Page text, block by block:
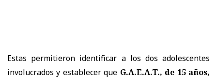
Estas permitieron identificar a los dos adolescentes
involucrados y establecer que G.A.E.A.T., de 15 años,